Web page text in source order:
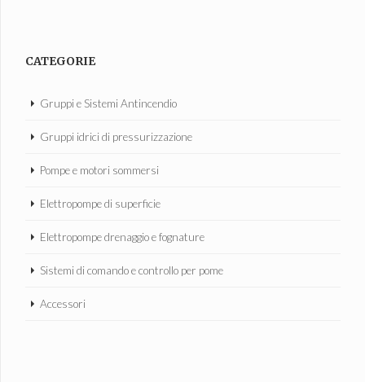
CATEGORIE
Gruppi e Sistemi Antincendio
Gruppi idrici di pressurizzazione
Pompe e motori sommersi
Elettropompe di superficie
Elettropompe drenaggio e fognature
Sistemi di comando e controllo per pome
Accessori